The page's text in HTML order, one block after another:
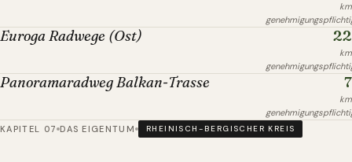
km
Euroga Radwege (Ost) 22
km
Panoramaradweg Balkan-Trasse 7
km
KAPITEL 07 DAS EIGENTUM RHEINISCH-BERGISCHER KREIS